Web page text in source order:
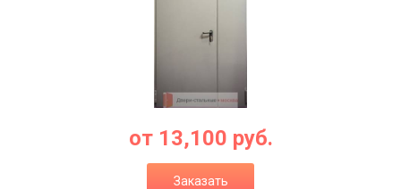
О компании
от 13,100 руб.
Заказать